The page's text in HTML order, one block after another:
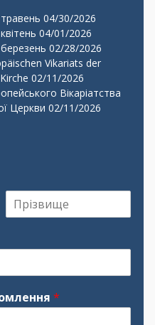
04/30/2026
04/01/2026
02/28/2026
Vikariats der
02/11/2026
Вікаріатства
Церкви 02/11/2026
и
е
*